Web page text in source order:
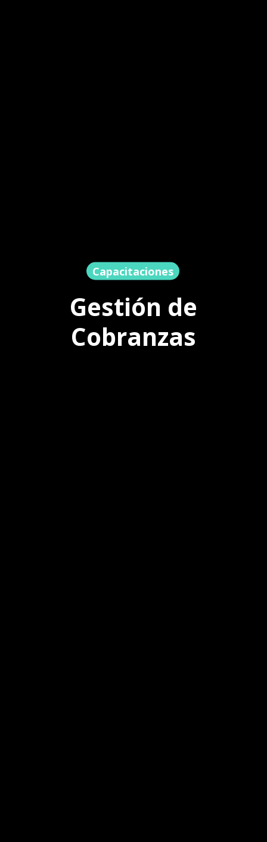
Capacitaciones
Gestión de
Cobranzas